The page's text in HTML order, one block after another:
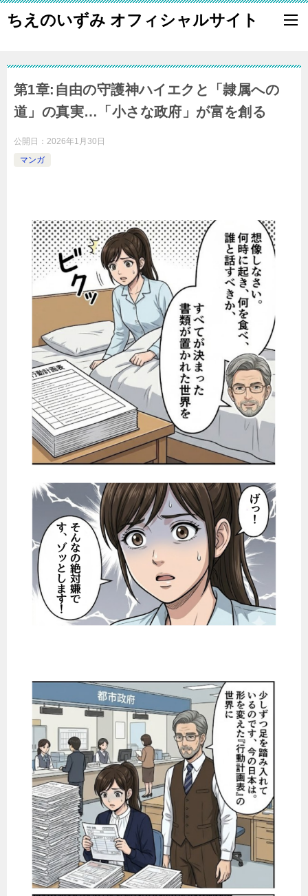
ちえのいずみ オフィシャルサイト
第1章:自由の守護神ハイエクと「隷属への
道」の真実…「小さな政府」が富を創る
公開日： 2026年1月30日
マンガ